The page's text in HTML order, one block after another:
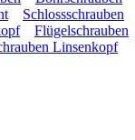
Schlossschrauben
Flügelschrauben
Linsenkopf